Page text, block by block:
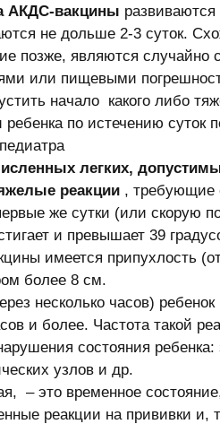
АКДС-вакцины
не дольше 2-3 суток.
позже, являются
или пищевыми
начало  какого либо
по истечению суток
легких,
реакции , требующие
же сутки (или скорую
и превышает 39
имеется припухлость
более 8 см.
несколько часов)
и более. Частота такой
состояния ребенка:
узлов и др.
– это временное
реакции на прививки и,